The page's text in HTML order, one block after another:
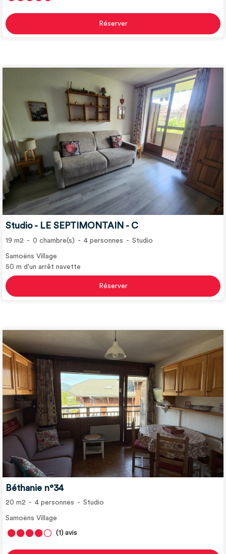
Réserver
Studio - LE SEPTIMONTAIN - C
Samoëns Village
50 m d'un arrêt navette
19 m2 0 chambre(s) 4 personnes Studio
Réserver
Béthanie n°34
Samoëns Village
20 m2 4 personnes Studio
avis
(1)